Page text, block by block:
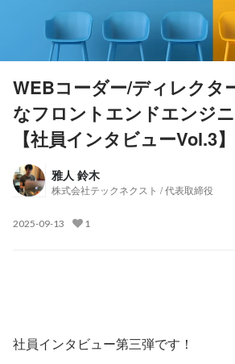
WEBコーダー/ディレクタ
なフロントエンドエンジ
【社員インタビューVol.3】
雅人 鈴木
株式会社テックネクスト / 代表取締役
2025-09-13 1
社員インタビュー第三弾です！